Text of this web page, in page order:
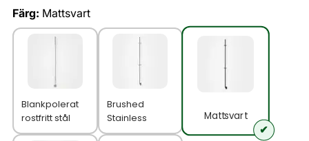
Färg: Mattsvart
Blankpolerat
rostfritt stål
Brushed
Stainless
Mattsvart